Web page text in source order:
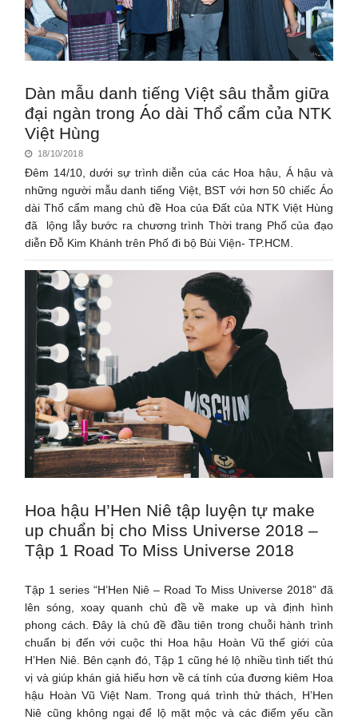
Dàn mẫu danh tiếng Việt sâu thẳm giữa
đại ngàn trong Áo dài Thổ cẩm của NTK
Việt Hùng
18/10/2018
Đêm 14/10, dưới sự trình diễn của các Hoa hậu, Á hậu và
những người mẫu danh tiếng Việt, BST với hơn 50 chiếc Áo
dài Thổ cẩm mang chủ đề Hoa của Đất của NTK Việt Hùng
đã lộng lẫy bước ra chương trình Thời trang Phố của đạo
diễn Đỗ Kim Khánh trên Phố đi bộ Bùi Viện- TP.HCM.
Hoa hậu H’Hen Niê tập luyện tự make
up chuẩn bị cho Miss Universe 2018 –
Tập 1 Road To Miss Universe 2018
Tập 1 series “H’Hen Niê – Road To Miss Universe 2018” đã
lên sóng, xoay quanh chủ đề về make up và định hình
phong cách. Đây là chủ đề đầu tiên trong chuỗi hành trình
chuẩn bị đến với cuộc thi Hoa hậu Hoàn Vũ thế giới của
H’Hen Niê. Bên cạnh đó, Tập 1 cũng hé lộ nhiều tình tiết thú
vị và giúp khán giả hiểu hơn về cá tính của đương kiêm Hoa
hậu Hoàn Vũ Việt Nam. Trong quá trình thử thách, H’Hen
Niê cũng không ngại để lộ mặt mộc và các điểm yếu cần